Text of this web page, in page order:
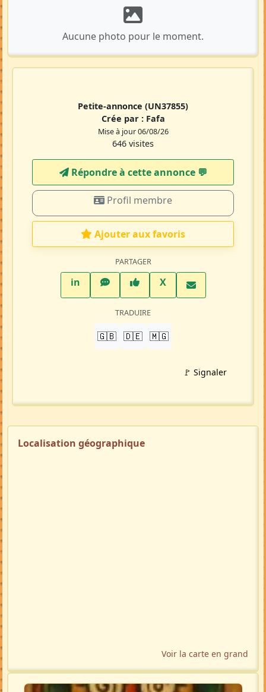
Aucune photo pour le moment.
Petite-annonce (UN37855)
Crée par : Fafa
Mise à jour 06/08/26
646 visites
Répondre à cette annonce 💬​
Profil membre
Ajouter aux favoris
PARTAGER
inLinkedInWhatsAppFacebook
XTwitter X
TRADUIRE
🇬🇧 🇩🇪 🇲🇬
🚩 Signaler
Localisation géographique
Voir la carte en grand